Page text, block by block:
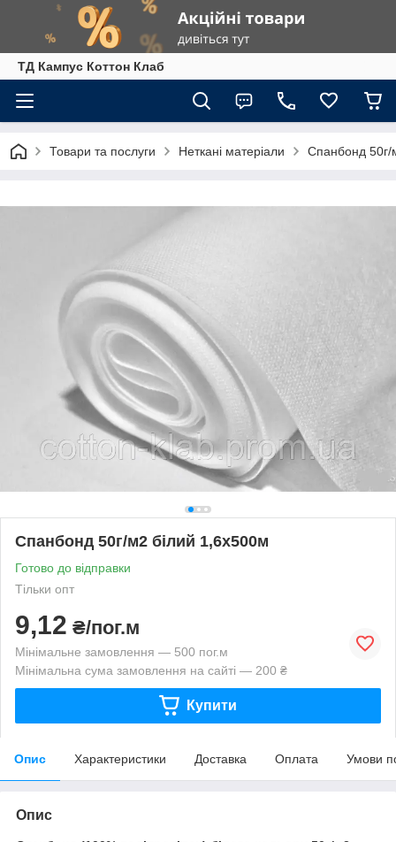
ТД Кампус Коттон Клаб
Товари та послуги Неткані матеріали Спанбонд 50г/
Спанбонд 50г/м2 білий 1,6х500м
Готово до відправки
Тільки опт
9,12 ₴/пог.м
Мінімальне замовлення — 500 пог.м
Мінімальна сума замовлення на сайті — 200 ₴
Купити
Опис Характеристики Доставка Оплата Умови
Опис